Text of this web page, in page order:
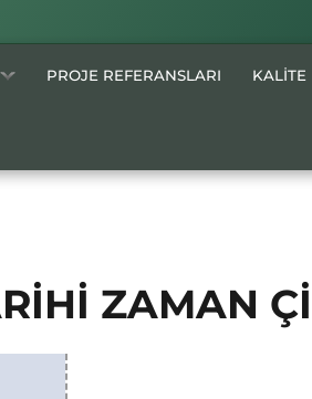
PROJE REFERANSLARI
ZAMAN